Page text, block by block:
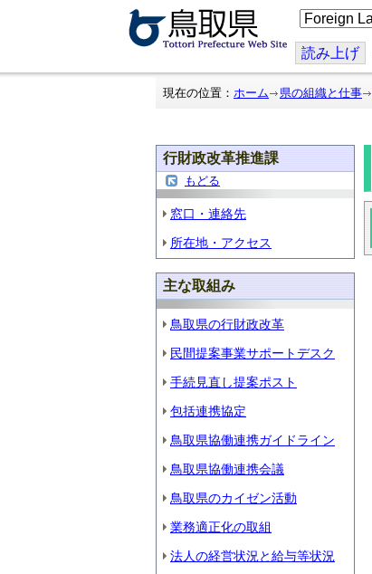
こ
の
ジ
を
翻
読み上げ
現在の位置： ホーム 県の組織と仕事
行財政改革推進課
もどる
窓口・連絡先
所在地・アクセス
主な取組み
鳥取県の行財政改革
民間提案事業サポートデスク
手続見直し提案ポスト
包括連携協定
鳥取県協働連携ガイドライン
鳥取県協働連携会議
鳥取県のカイゼン活動
業務適正化の取組
法人の経営状況と給与等状況